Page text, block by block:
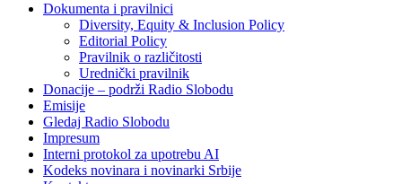
Dokumenta i pravilnici
Diversity, Equity & Inclusion Policy
Editorial Policy
Pravilnik o različitosti
Urednički pravilnik
Donacije – podrži Radio Slobodu
Emisije
Gledaj Radio Slobodu
Impresum
Interni protokol za upotrebu AI
Kodeks novinara i novinarki Srbije